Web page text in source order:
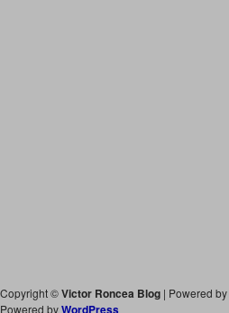
Copyright ©Victor Roncea Blog | Powered by
Powered byWordPress